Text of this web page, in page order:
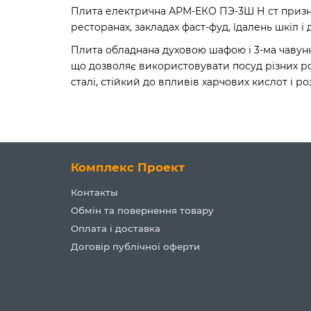
Плита електрична АРМ-ЕКО ПЭ-3Ш Н ст
ресторанах, закладах фаст-фуд, їдалень шкіл
Плита обладнана духовою шафою і 3-ма
що дозволяє використовувати посуд різних
сталі, стійкий до впливів харчових кислот і
Комплекс Проект
Контакты
Обмін та повернення товару
Оплата і доставка
Договір публічної оферти